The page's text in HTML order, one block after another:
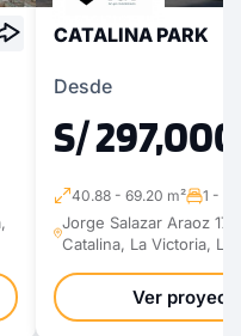
CATALINA PARK
Desde
S/ 297,000
40.88 - 69.20 m² 1 - 3
Jorge Salazar Araoz
Catalina, La Victoria,
Ver